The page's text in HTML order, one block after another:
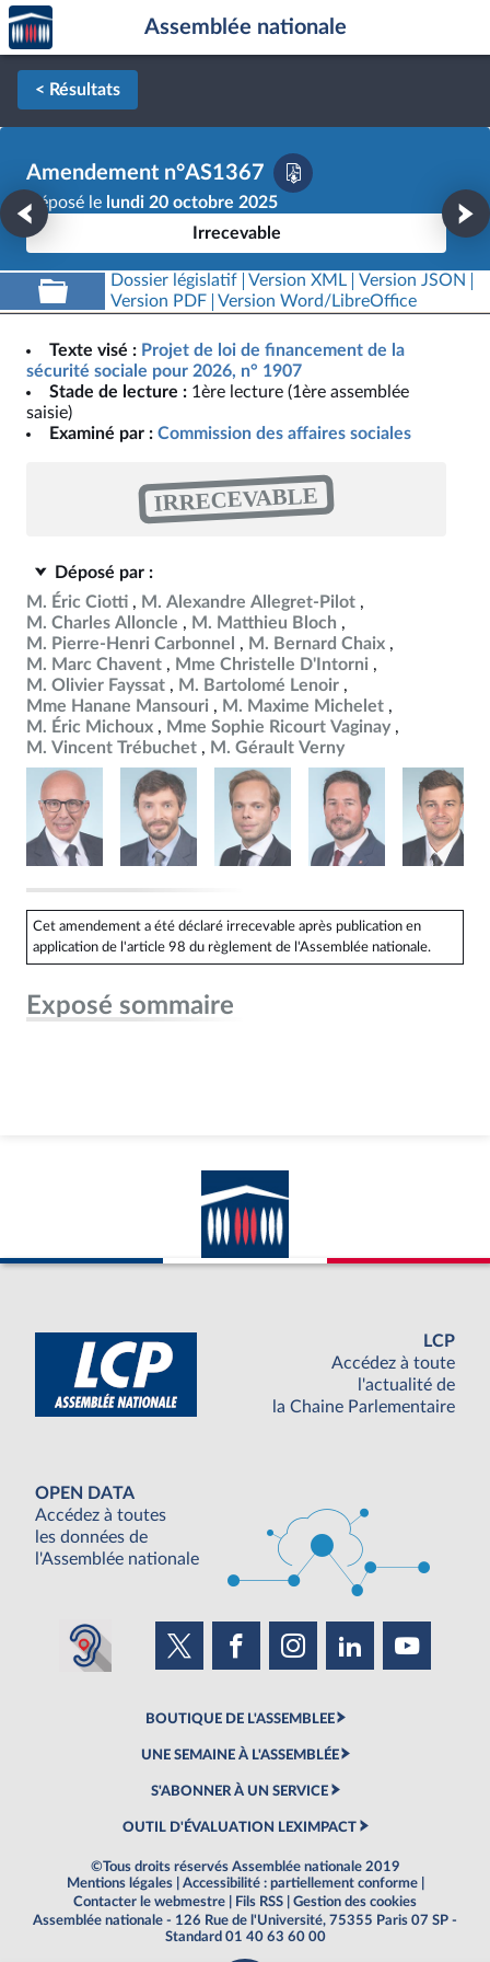
Aller au contenu
Aller en bas de la page
Accèder
à la
page
d'accueil
Assemblée nationale
< Résultats
Amendement n°AS1367
Déposé le lundi 20 octobre 2025
Irrecevable
Dossier législatif Version XML
Version JSON
Version PDF
Version Word/LibreOffice
Texte visé : Projet de loi de financement de la
sécurité sociale pour 2026, n° 1907
Stade de lecture : 1ère lecture (1ère assemblée
saisie)
Examiné par : Commission des affaires sociales
IRRECEVABLE
Déposé par :
M. Éric Ciotti
M. Alexandre Allegret-Pilot
M. Charles Alloncle
M. Matthieu Bloch
M. Pierre-Henri Carbonnel
M. Bernard Chaix
M. Marc Chavent
Mme Christelle D'Intorni
M. Olivier Fayssat
M. Bartolomé Lenoir
Mme Hanane Mansouri
M. Maxime Michelet
M. Éric Michoux
Mme Sophie Ricourt Vaginay
M. Vincent Trébuchet
M. Gérault Verny
Cet amendement a été déclaré irrecevable après publication en
application de l'article 98 du règlement de l'Assemblée nationale.
Exposé sommaire
LCP
Accédez à toute
l'actualité de
la Chaine Parlementaire
OPEN DATA
Accédez à toutes
les données de
l'Assemblée nationale
BOUTIQUE DE L'ASSEMBLEE
UNE SEMAINE À L'ASSEMBLÉE
S'ABONNER À UN SERVICE
OUTIL D'ÉVALUATION LEXIMPACT
©Tous droits réservés Assemblée nationale 2019
Mentions légales
Accessibilité : partiellement conforme
Contacter le webmestre
Fils RSS
Gestion des cookies
Assemblée nationale - 126 Rue de l'Université, 75355 Paris 07 SP -
Standard 01 40 63 60 00